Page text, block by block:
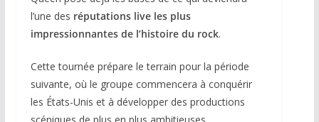
l’une des réputations live les plus
impressionnantes de l’histoire du rock.
Cette tournée prépare le terrain pour la période
suivante, où le groupe commencera à conquérir
les États-Unis et à développer des productions